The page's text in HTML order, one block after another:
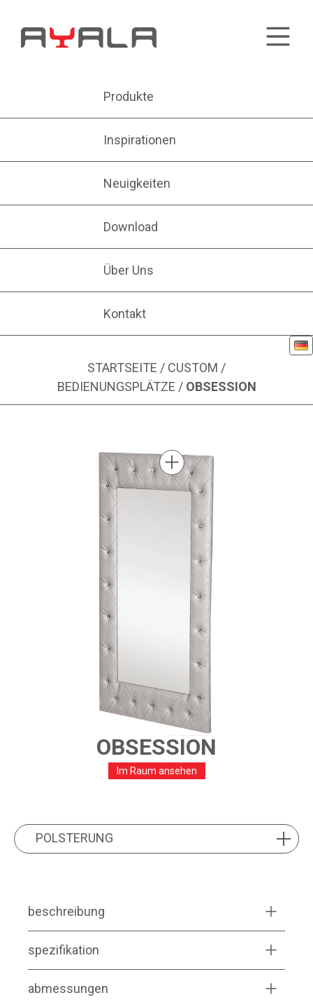
Produkte
Inspirationen
Neuigkeiten
Download
Über Uns
Kontakt
STARTSEITE / CUSTOM /
BEDIENUNGSPLÄTZE / OBSESSION
OBSESSION
Im Raum ansehen
POLSTERUNG
POLSTERUNG
beschreibung
spezifikation
abmessungen